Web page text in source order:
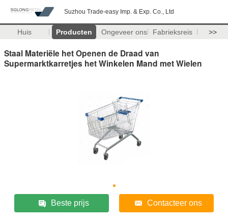
Suzhou Trade-easy Imp. & Exp. Co., Ltd
Huis Producten Ongeveer ons Fabrieksreis >>
Staal Materiële het Openen de Draad van
Supermarktkarretjes het Winkelen Mand met Wielen
Beste prijs Contacteer ons